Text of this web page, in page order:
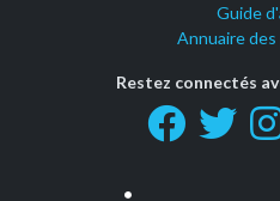
Guide
Annuaire
Restez connectés